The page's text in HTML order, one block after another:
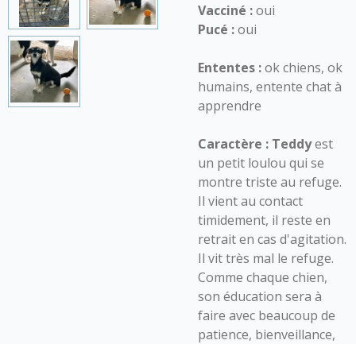
Vacciné :oui
Pucé :oui
Ententes :ok chiens, ok
humains, entente chat à
apprendre
Caractère : Teddyest
un petit loulou qui se
montre triste au refuge.
Il vient au contact
timidement, il reste en
retrait en cas d'agitation.
Il vit très mal le refuge.
Comme chaque chien,
son éducation sera à
faire avec beaucoup de
patience, bienveillance,